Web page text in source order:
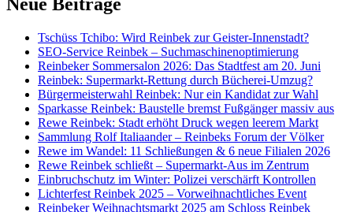
Tschüss Tchibo: Wird Reinbek zur Geister-Innenstadt?
SEO-Service Reinbek – Suchmaschinenoptimierung
Reinbeker Sommersalon 2026: Das Stadtfest am 20. Juni
Reinbek: Supermarkt-Rettung durch Bücherei-Umzug?
Bürgermeisterwahl Reinbek: Nur ein Kandidat zur Wahl
Sparkasse Reinbek: Baustelle bremst Fußgänger massiv aus
Rewe Reinbek: Stadt erhöht Druck wegen leerem Markt
Sammlung Rolf Italiaander – Reinbeks Forum der Völker
Rewe im Wandel: 11 Schließungen & 6 neue Filialen 2026
Rewe Reinbek schließt – Supermarkt-Aus im Zentrum
Einbruchschutz im Winter: Polizei verschärft Kontrollen
Lichterfest Reinbek 2025 – Vorweihnachtliches Event
Reinbeker Weihnachtsmarkt 2025 am Schloss Reinbek